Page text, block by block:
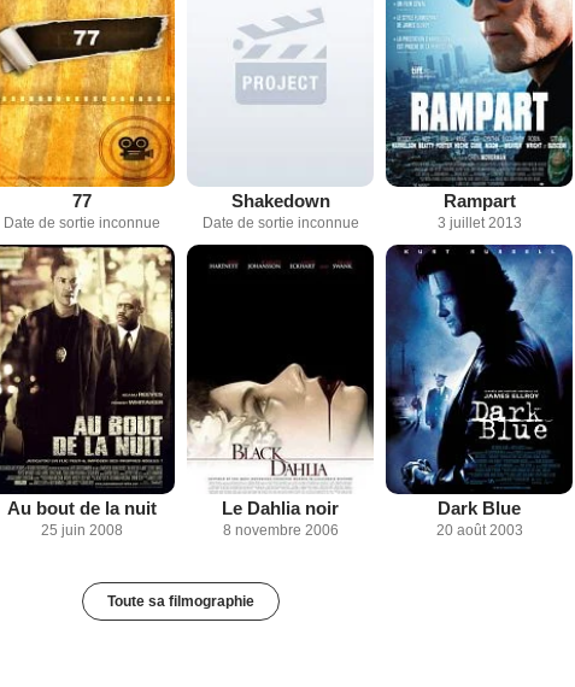
77
Date de sortie inconnue
Shakedown
Date de sortie inconnue
Rampart
3 juillet 2013
Au bout de la nuit
25 juin 2008
Le Dahlia noir
8 novembre 2006
Dark Blue
20 août 2003
Toute sa filmographie